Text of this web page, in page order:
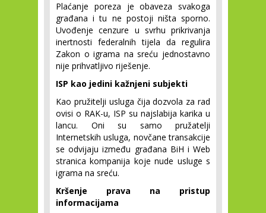
Plaćanje poreza je obaveza svakoga
građana i tu ne postoji ništa sporno.
Uvođenje cenzure u svrhu prikrivanja
inertnosti federalnih tijela da regulira
Zakon o igrama na sreću jednostavno
nije prihvatljivo riješenje.
ISP kao jedini kažnjeni subjekti
Kao pružitelji usluga čija dozvola za rad
ovisi o RAK-u, ISP su najslabija karika u
lancu. Oni su samo pružatelji
Internetskih usluga, novčane transakcije
se odvijaju između građana BiH i Web
stranica kompanija koje nude usluge s
igrama na sreću.
Kršenje prava na pristup
informacijama